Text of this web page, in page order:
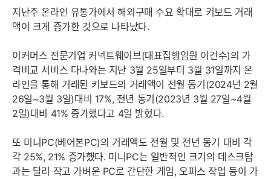
지난주 온라인 유통가에서 해외구매 수요 확대로 키보드 거래
액이 크게 증가한 것으로 나타났다.
이커머스 전문기업 커넥트웨이브(대표집행임원 이건수)의 가
격비교 서비스 다나와는 지난 3월 25일부터 3월 31일까지 온
라인을 통해 거래된 키보드의 거래액이 전월 동기(2024년 2월
26일~3월 3일)대비 17%, 전년 동기(2023년 3월 27일~4월
2일)대비 41% 증가했다고 4일 밝혔다.
또 미니PC(베어본PC)의 거래액도 전월 및 전년 동기 대비 각
각 25%, 21% 증가했다. 미니PC는 일반적인 크기의 데스크탑
과는 달리 작고 가벼운 PC로 간단한 게임, 오피스 작업 등이 가